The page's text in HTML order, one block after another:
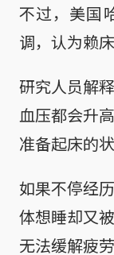
不过，美国
调，认为赖
研究人员解
血压都会升
准备起床的状
如果不停经
体想睡却又
无法缓解疲